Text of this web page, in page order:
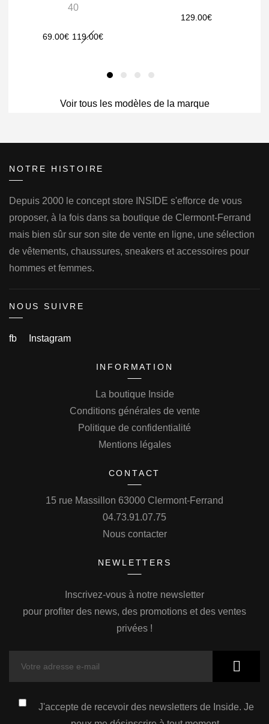
40
119.00€
Le
119.00€.
69.00€ Le
69.00€.
129.00€
Voir tous les modèles de la marque
NOTRE HISTOIRE
Depuis 2000 le concept store INSIDE s'efforce de vous
proposer, à la fois dans sa boutique de Clermont-Ferrand
mais bien sûr sur son site de vente en ligne, une sélection
de vêtements, chaussures, sneakers et accessoires pour
hommes et femmes.
NOUS SUIVRE
fb Instagram
INFORMATION
La boutique Inside
Conditions générales de vente
Politique de confidentialité
Mentions légales
CONTACT
15 rue Massillon 63000 Clermont-Ferrand
04.73.91.07.75
Nous contacter
NEWLETTERS
Inscrivez-vous à notre newsletter
pour profiter des news, des promotions et des ventes
privées !
J'accepte de recevoir des newsletters de Inside. Je